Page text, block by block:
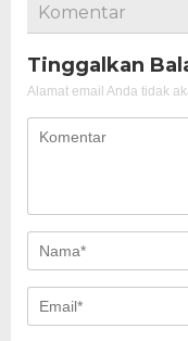
Komentar
Tinggalkan
Alamat email Anda tidak